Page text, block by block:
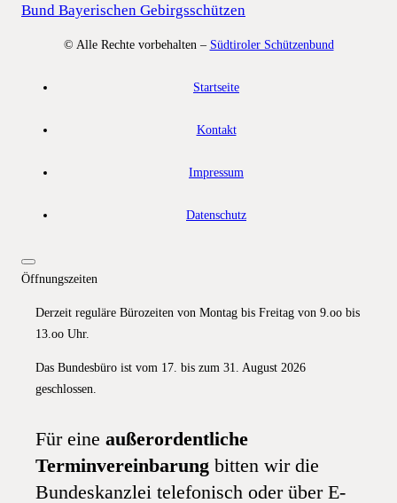
Bund Bayerischen Gebirgsschützen
© Alle Rechte vorbehalten – Südtiroler Schützenbund
Startseite
Kontakt
Impressum
Datenschutz
Öffnungszeiten
Derzeit reguläre Bürozeiten von Montag bis Freitag von 9.oo bis
13.oo Uhr.
Das Bundesbüro ist vom 17. bis zum 31. August 2026
geschlossen.
Für eine außerordentliche
Terminvereinbarung bitten wir die
Bundeskanzlei telefonisch oder über E-